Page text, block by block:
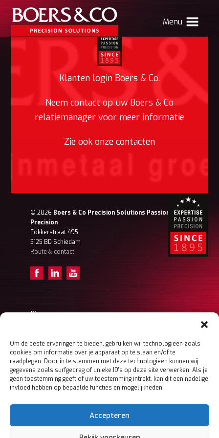
Om de beste ervaringen te bieden, gebruiken wij technologieën zoals
cookies om informatie over je apparaat op te slaan en/of te
raadplegen. Door in te stemmen met deze technologieën kunnen wij
gegevens zoals surfgedrag of unieke ID's op deze site verwerken. Als je
geen toestemming geeft of uw toestemming intrekt, kan dit een nadelige
invloed hebben op bepaalde functies en mogelijkheden.
Accepteren
Menu
HOME
BOERS & CO
MECHATRONICS
SHEET METAL
Verhuizing Atlas
Nieuws
Vacatures
Boers & Co Relatie
Boers HR mijn Boers & Co
Klanten login Boers & Co.
Neem contact op uw Boers & Co
relatiemanager voor meer informatie
Zie ook onze contacten
© 2026 Boers & Co Precision Solutions Passion for
Precision
Fokkerstraat 495
3125 BD Schiedam
Route & contact
Nieuws
Achter de schermen – Koen (Ordermanager)
Meer nieuws
Home